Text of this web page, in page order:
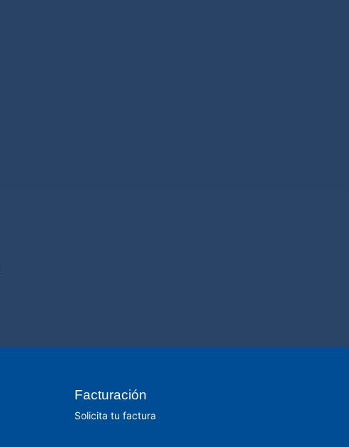
Facturación
Solicita tu factura